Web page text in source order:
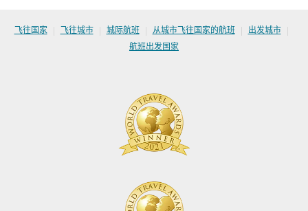
飞往国家 | 飞往城市 | 城际航班 | 从城市飞往国家的航班 | 出发城市 |
航班出发国家